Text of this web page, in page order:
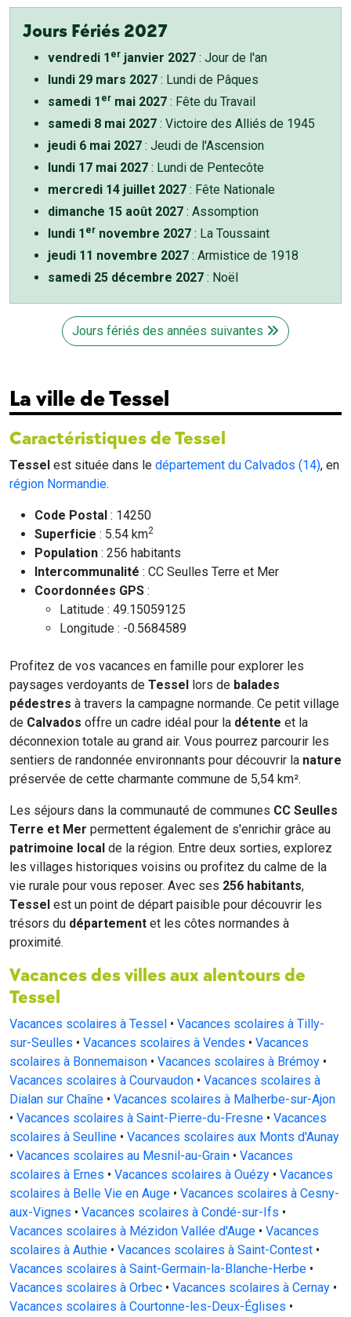
Jours Fériés 2027
vendredi 1 er janvier 2027 : Jour de l'an
lundi 29 mars 2027 : Lundi de Pâques
samedi 1 er mai 2027 : Fête du Travail
samedi 8 mai 2027 : Victoire des Alliés de 1945
jeudi 6 mai 2027 : Jeudi de l'Ascension
lundi 17 mai 2027 : Lundi de Pentecôte
mercredi 14 juillet 2027 : Fête Nationale
dimanche 15 août 2027 : Assomption
lundi 1 er novembre 2027 : La Toussaint
jeudi 11 novembre 2027 : Armistice de 1918
samedi 25 décembre 2027 : Noël
Jours fériés des années suivantes
La ville de Tessel
Caractéristiques de Tessel
Tessel est située dans le département du Calvados (14), en
région Normandie.
Code Postal : 14250
Superficie : 5.54 km2
Population : 256 habitants
Intercommunalité : CC Seulles Terre et Mer
Coordonnées GPS :
Latitude : 49.15059125
Longitude : -0.5684589
Profitez de vos vacances en famille pour explorer les
paysages verdoyants de Tessel lors de balades
pédestres à travers la campagne normande. Ce petit village
de Calvados offre un cadre idéal pour la détente et la
déconnexion totale au grand air. Vous pourrez parcourir les
sentiers de randonnée environnants pour découvrir la nature
préservée de cette charmante commune de 5,54 km².
Les séjours dans la communauté de communes CC Seulles
Terre et Mer permettent également de s'enrichir grâce au
patrimoine local de la région. Entre deux sorties, explorez
les villages historiques voisins ou profitez du calme de la
vie rurale pour vous reposer. Avec ses 256 habitants,
Tessel est un point de départ paisible pour découvrir les
trésors du département et les côtes normandes à
proximité.
Vacances des villes aux alentours de
Tessel
Vacances scolaires à Tessel • Vacances scolaires à Tilly-
sur-Seulles • Vacances scolaires à Vendes • Vacances
scolaires à Bonnemaison • Vacances scolaires à Brémoy •
Vacances scolaires à Courvaudon • Vacances scolaires à
Dialan sur Chaîne • Vacances scolaires à Malherbe-sur-Ajon
• Vacances scolaires à Saint-Pierre-du-Fresne • Vacances
scolaires à Seulline • Vacances scolaires aux Monts d'Aunay
• Vacances scolaires au Mesnil-au-Grain • Vacances
scolaires à Ernes • Vacances scolaires à Ouézy • Vacances
scolaires à Belle Vie en Auge • Vacances scolaires à Cesny-
aux-Vignes • Vacances scolaires à Condé-sur-Ifs •
Vacances scolaires à Mézidon Vallée d'Auge • Vacances
scolaires à Authie • Vacances scolaires à Saint-Contest •
Vacances scolaires à Saint-Germain-la-Blanche-Herbe •
Vacances scolaires à Orbec • Vacances scolaires à Cernay •
Vacances scolaires à Courtonne-les-Deux-Églises •